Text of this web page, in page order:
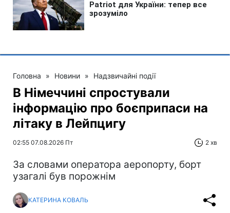
Головна » Новини » Надзвичайні події
В Німеччині спростували
інформацію про боєприпаси на
літаку в Лейпцигу
02:55 07.08.2026 Пт 2 хв
За словами оператора аеропорту, борт
узагалі був порожнім
КАТЕРИНА КОВАЛЬ